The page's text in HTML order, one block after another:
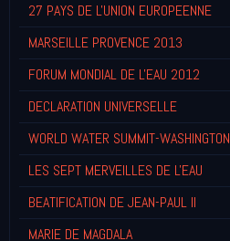
27 PAYS DE L'UNION EUROPEENNE
MARSEILLE PROVENCE 2013
FORUM MONDIAL DE L'EAU 2012
DECLARATION UNIVERSELLE
WORLD WATER SUMMIT-WASHINGTON
LES SEPT MERVEILLES DE L'EAU
BEATIFICATION DE JEAN-PAUL II
MARIE DE MAGDALA